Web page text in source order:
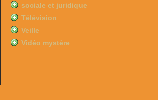
sociale et juridique
Télévision
Veille
Vidéo mystère